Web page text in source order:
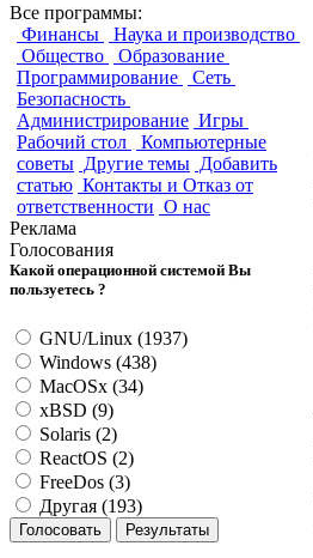
Все программы:
Финансы
Наука и производство
Общество
Образование
Программирование
Сеть
Безопасность
Администрирование Игры
Рабочий стол
Компьютерные
советы Другие темы Добавить
статью Контакты и Отказ от
ответственности О нас
Реклама
Голосования
Какой операционной системой Вы
пользуетесь ?
GNU/Linux (1937)
Windows (438)
MacOSx (34)
xBSD (9)
Solaris (2)
ReactOS (2)
FreeDos (3)
Другая (193)